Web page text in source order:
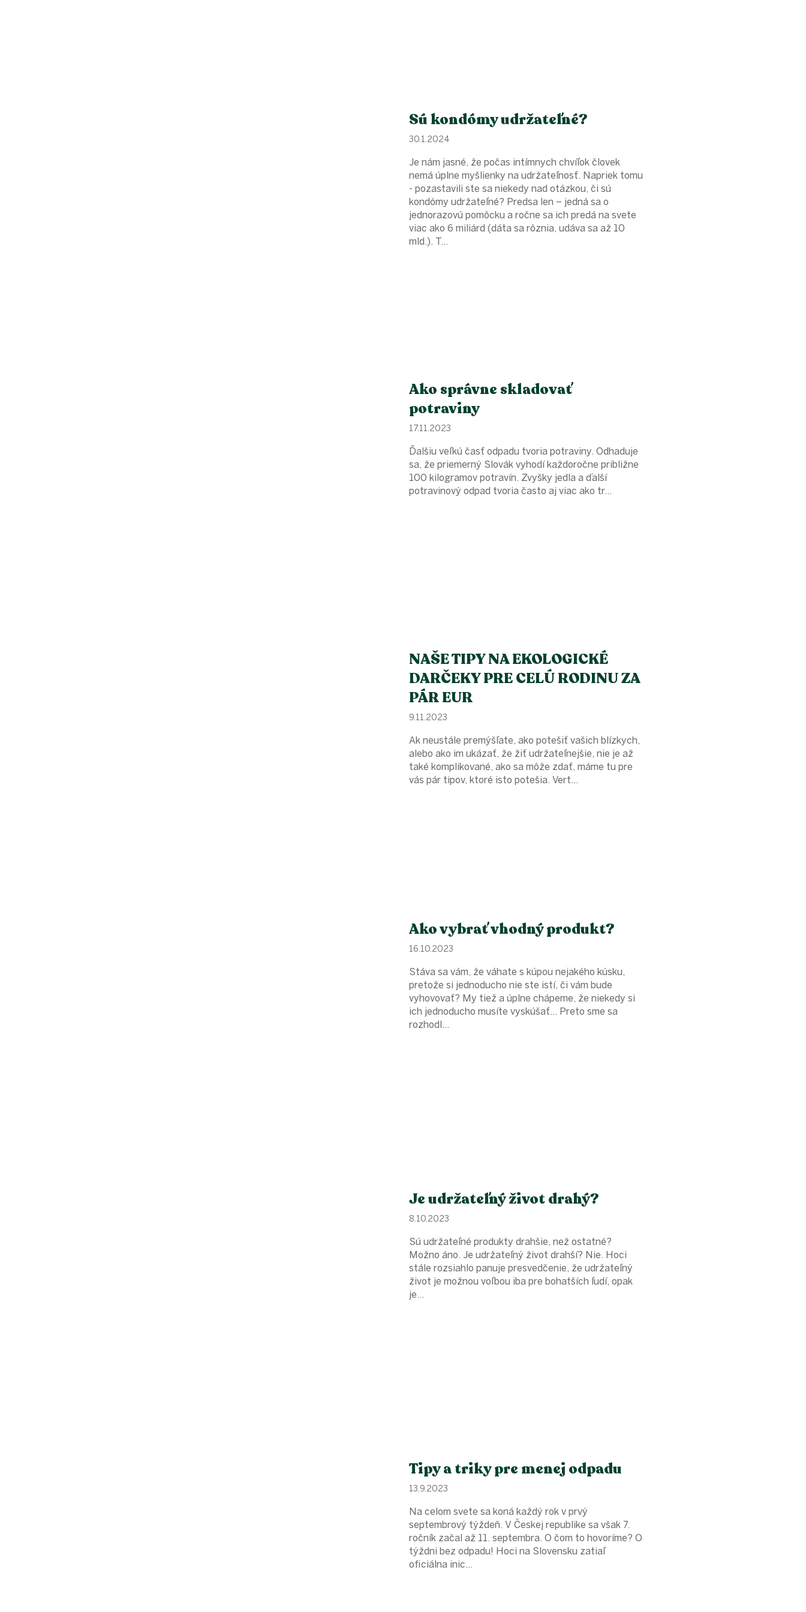
Sú kondómy udržateľné?
30.1.2024
Je nám jasné, že počas intímnych chvíľok človek
nemá úplne myšlienky na udržateľnosť. Napriek tomu
- pozastavili ste sa niekedy nad otázkou, či sú
kondómy udržateľné? Predsa len – jedná sa o
jednorazovú pomôcku a ročne sa ich predá na svete
viac ako 6 miliárd (dáta sa rôznia, udáva sa až 10
mld.). T...
Ako správne skladovať
potraviny
17.11.2023
Ďalšiu veľkú časť odpadu tvoria potraviny. Odhaduje
sa, že priemerný Slovák vyhodí každoročne približne
100 kilogramov potravín. Zvyšky jedla a ďalší
potravinový odpad tvoria často aj viac ako tr...
NAŠE TIPY NA EKOLOGICKÉ
DARČEKY PRE CELÚ RODINU ZA
PÁR EUR
9.11.2023
Ak neustále premýšľate, ako potešiť vašich blízkych,
alebo ako im ukázať, že žiť udržateľnejšie, nie je až
také komplikované, ako sa môže zdať, máme tu pre
vás pár tipov, ktoré isto potešia. Vert...
Ako vybrať vhodný produkt?
16.10.2023
Stáva sa vám, že váhate s kúpou nejakého kúsku,
pretože si jednoducho nie ste istí, či vám bude
vyhovovať? My tiež a úplne chápeme, že niekedy si
ich jednoducho musíte vyskúšať... Preto sme sa
rozhodl...
Je udržateľný život drahý?
8.10.2023
Sú udržateľné produkty drahšie, než ostatné?
Možno áno. Je udržateľný život drahší? Nie. Hoci
stále rozsiahlo panuje presvedčenie, že udržateľný
život je možnou voľbou iba pre bohatších ľudí, opak
je...
Tipy a triky pre menej odpadu
13.9.2023
Na celom svete sa koná každý rok v prvý
septembrový týždeň. V Českej republike sa však 7.
ročník začal až 11. septembra. O čom to hovoríme? O
týždni bez odpadu! Hoci na Slovensku zatiaľ
oficiálna inic...